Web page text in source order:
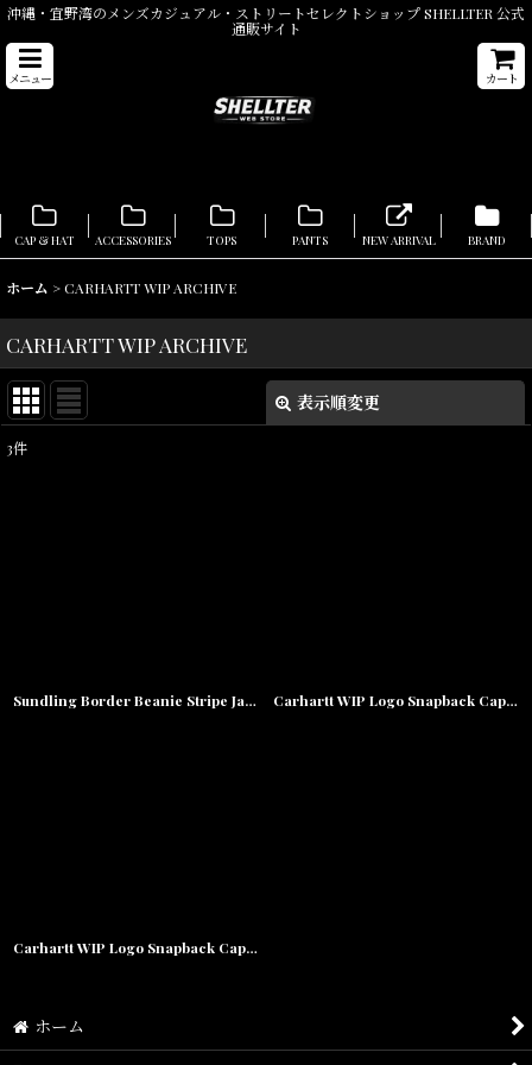
沖縄・宜野湾のメンズカジュアル・ストリートセレクトショップ SHELLTER 公式
通販サイト
メニュー カート
CAP & HAT ACCESSORIES TOPS PANTS NEW ARRIVAL BRAND
ホーム >CARHARTT WIP ARCHIVE
CARHARTT WIP ARCHIVE
表示順変更
3件
Sundling Border Beanie Stripe Jacquard Logo Knit Cap ショート ビーニー ニット キャップ Carhartt WIP Logo Snapback Cap Black Hamilton Brown ロゴ スナップバック キャップ 帽子
Carhartt WIP Logo Snapback Cap Hamilton Brown Black ロゴ スナップバック キャップ 帽子
ホーム